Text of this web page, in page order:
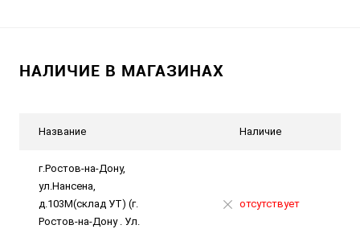
НАЛИЧИЕ В МАГАЗИНАХ
Название Наличие
г.Ростов-на-Дону,
ул.Нансена,
д.103М(склад УТ) (г.
Ростов-на-Дону . Ул.
отсутствует